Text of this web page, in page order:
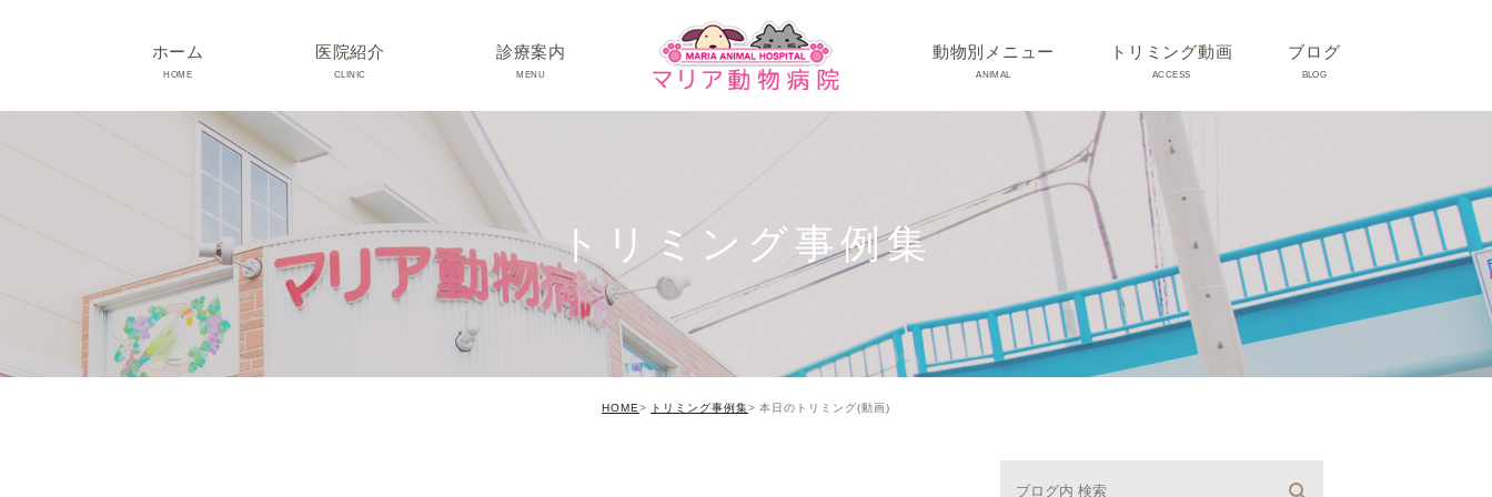
ホーム
HOME
医院紹介
CLINIC
院長･スタッフ紹介
診療時間･アクセス
院内紹介･初診の方へ
医院設備
診療案内
MENU
動物別メニュー
ANIMAL
ネコちゃんの病気
うさぎちゃん･その他動物の病気
トリミング動画
ACCESS
ブログ
BLOG
うさぎ、ハムスター、小鳥、
モルモットなどについて
トリミング事例集
ホリスティック医療
トリミング事例集
HOME トリミング事例集 本日のトリミング(動画)